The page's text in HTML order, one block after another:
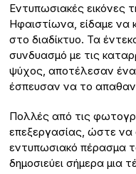
Εντυπωσιακές εικόνες
Ηφαιστίωνα, είδαμε
στο διαδίκτυο. Τα
συνδυασμό με τις
ψύχος, αποτέλεσαν ένα
έσπευσαν να το
Πολλές από τις
επεξεργασίας, ώστε
εντυπωσιακό πέρασμα
δημοσιεύει σήμερα μια